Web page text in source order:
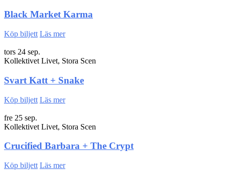
Black Market Karma
Köp biljett Läs mer
tors 24 sep.
Kollektivet Livet, Stora Scen
Svart Katt + Snake
Köp biljett Läs mer
fre 25 sep.
Kollektivet Livet, Stora Scen
Crucified Barbara + The Crypt
Köp biljett Läs mer